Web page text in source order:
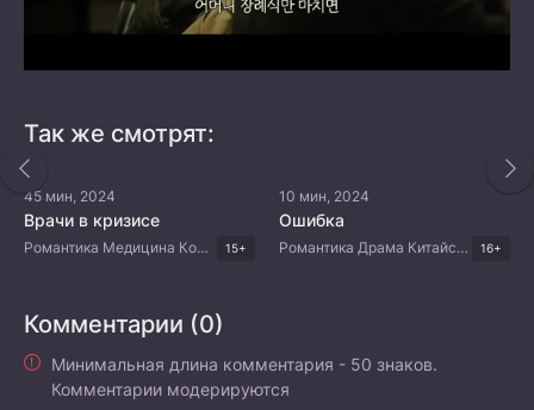
Так же смотрят:
45 мин, 2024
Врачи в кризисе
Романтика Медицина Комедия Драма Корейские дорамы 15+
10 мин, 2024
Ошибка
Романтика Драма Китайские дорамы 16+
Комментарии (0)
Минимальная длина комментария - 50 знаков.
Комментарии модерируются